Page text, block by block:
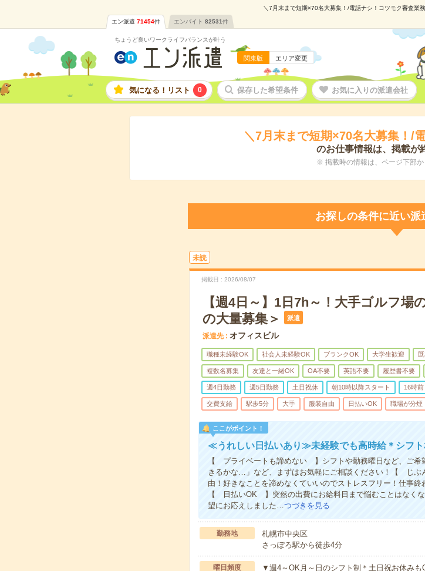
＼7月末まで短期×70名大募集！/電話ナシ！コツモク審査
エン派遣 71454件 エンバイト 82531件
ちょうど良いワークライフバランスが叶う
関東版 エリア変更
気になる！リスト 0 保存した希望条件 お気に入りの派遣会社
＼7月末まで短期×70名大募集！/
のお仕事情報は、掲載が
※ 掲載時の情報は、ページ下部か
お探しの条件に近い派
未読
掲載日 2026/08/07
【週4日～】1日7h～！大手ゴルフ場
の大量募集＞
派遣
派遣先 オフィスビル
職種未経験OK 社会人未経験OK ブランクOK 大学生歓迎
複数名募集 友達と一緒OK OA不要 英語不要 履歴書不要
週4日勤務 週5日勤務 土日祝休 朝10時以降スタート 16時
交費支給 駅歩5分 大手 服装自由 日払いOK 職場が分煙
ここがポイント！
≪うれしい日払いあり≫未経験でも高時給＊シフ
【 プライベートも諦めない 】シフトや勤務曜日など、ご希
きるかな…」など、まずはお気軽にご相談ください！【 じ
由！好きなことを諦めなくていいのでストレスフリー！仕事終
【 日払いOK 】突然の出費にお給料日まで悩むことはなく
望にお応えしました…つづきを見る
勤務地
札幌市中央区
さっぽろ駅から徒歩4分
曜日頻度 ▼週4～OK月～日のシフト制＊土日祝お休みも